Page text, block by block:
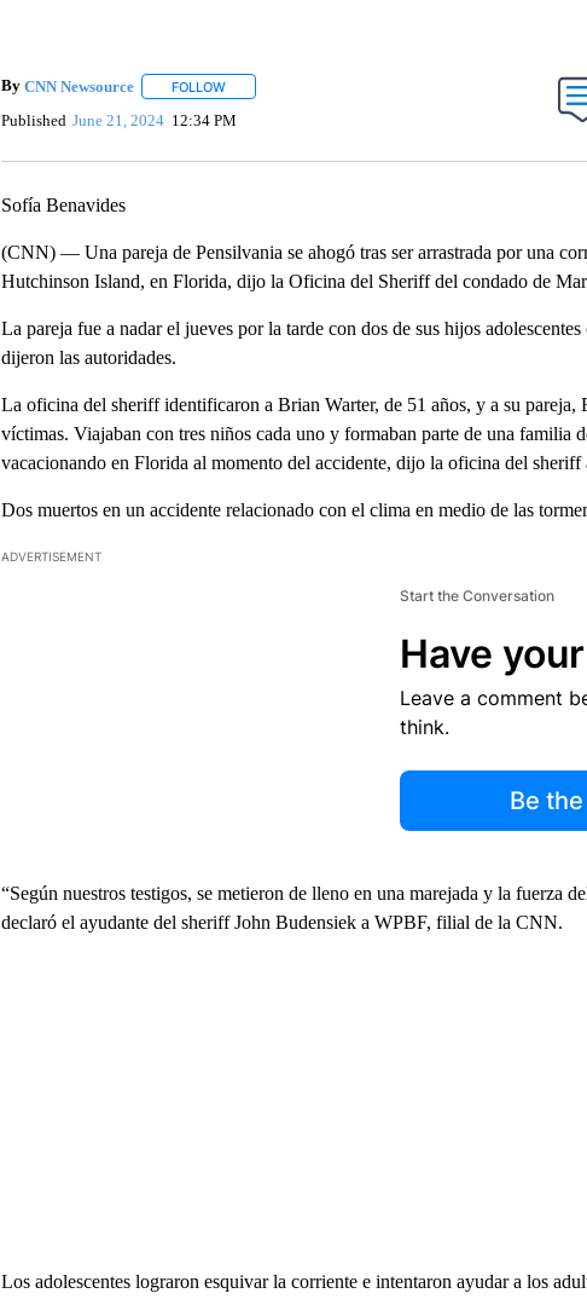
By CNN Newsource FOLLOWFOLLOW "" TO RECEIVE NOTIFICATIONS ABOUT NEW
Published June 21, 2024 12:34 PM
Sofía Benavides
(CNN) — Una pareja de Pensilvania se ahogó tras ser arrastrada por una
Hutchinson Island, en Florida, dijo la Oficina del Sheriff del condado de
La pareja fue a nadar el jueves por la tarde con dos de sus hijos
dijeron las autoridades.
La oficina del sheriff identificaron a Brian Warter, de 51 años, y a su pareja,
víctimas. Viajaban con tres niños cada uno y formaban parte de una familia
vacacionando en Florida al momento del accidente, dijo la oficina del
Dos muertos en un accidente relacionado con el clima en medio de las
ADVERTISEMENT
Start the Conversation
Have
Leave a comment
think.
Be
“Según nuestros testigos, se metieron de lleno en una marejada y la fuerza
declaró el ayudante del sheriff John Budensiek a WPBF, filial de la CNN.
Los adolescentes lograron esquivar la corriente e intentaron ayudar a los